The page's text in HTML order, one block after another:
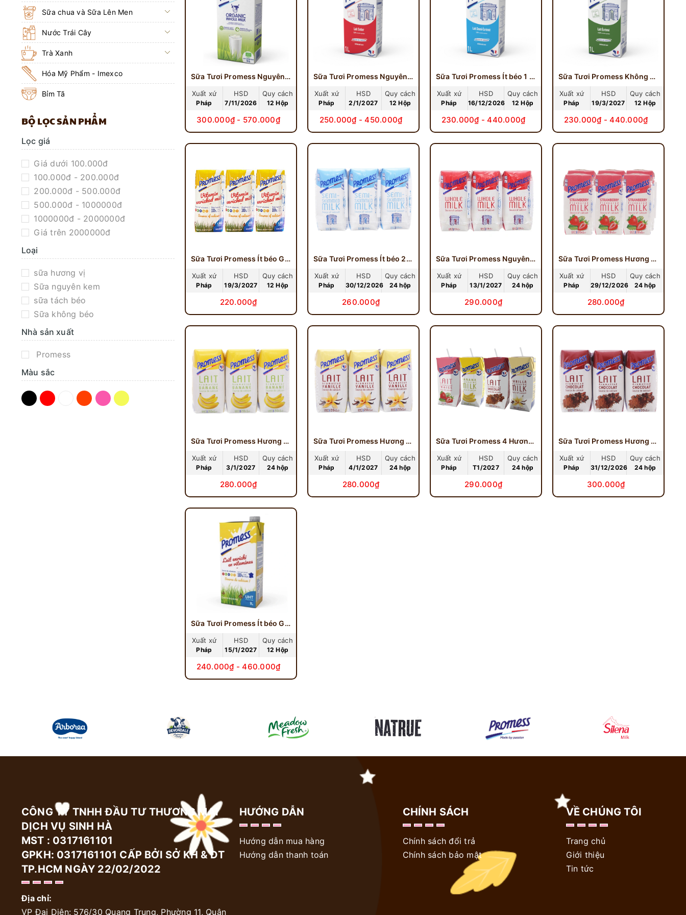
Sữa Tươi Promess Nguyên Kem HỮU CƠ 1 Lít - Promess Organic
Xuất xứ
Pháp
HSD
7/11/2026
Quy cách
12 Hộp
300.000₫ - 570.000₫
Sữa Tươi Promess Nguyên Kem 1 Lít
Xuất xứ
Pháp
HSD
2/1/2027
Quy cách
12 Hộp
250.000₫ - 450.000₫
Sữa Tươi Promess Ít béo 1 Lít
Xuất xứ
Pháp
HSD
16/12/2026
Quy cách
12 Hộp
230.000₫ - 440.000₫
Sữa Tươi Promess Không Béo 1 Lít
Xuất xứ
Pháp
HSD
19/3/2027
Quy cách
12 Hộp
230.000₫ - 440.000₫
Sữa Tươi Promess Ít béo Giàu Vitamin 200ml
Xuất xứ
Pháp
HSD
19/3/2027
Quy cách
12 Hộp
220.000₫
Sữa Tươi Promess Ít béo 200ml
Xuất xứ
Pháp
HSD
30/12/2026
Quy cách
24 hộp
260.000₫
Sữa Tươi Promess Nguyên Kem 200ml
Xuất xứ
Pháp
HSD
13/1/2027
Quy cách
24 hộp
290.000₫
Sữa Tươi Promess Hương Dâu 200ml
Xuất xứ
Pháp
HSD
29/12/2026
Quy cách
24 hộp
280.000₫
Sữa Tươi Promess Hương Chuối 200ml
Xuất xứ
Pháp
HSD
3/1/2027
Quy cách
24 hộp
280.000₫
Sữa Tươi Promess Hương Vani 200ml
Xuất xứ
Pháp
HSD
4/1/2027
Quy cách
24 hộp
280.000₫
Sữa Tươi Promess 4 Hương Vị 200ml
Xuất xứ
Pháp
HSD
T1/2027
Quy cách
24 hộp
290.000₫
Sữa Tươi Promess Hương Socola 200ml
Xuất xứ
Pháp
HSD
31/12/2026
Quy cách
24 hộp
300.000₫
Sữa Tươi Promess Ít béo Giàu Vitamin 1 Lít
Xuất xứ
Pháp
HSD
15/1/2027
Quy cách
12 Hộp
240.000₫ - 460.000₫
Sữa chua và Sữa Lên Men
Nước Trái Cây
Trà Xanh
Hóa Mỹ Phẩm - Imexco
Bỉm Tã
BỘ LỌC SẢN PHẨM
Lọc giá
Giá dưới 100.000đ
100.000đ - 200.000đ
200.000đ - 500.000đ
500.000đ - 1000000đ
1000000đ - 2000000đ
Giá trên 2000000đ
Loại
sữa hương vị
Sữa nguyên kem
sữa tách béo
Sữa không béo
Nhà sản xuất
Promess
Màu sắc
CÔNG TY TNHH ĐẦU TƯ THƯƠNG MẠI
DỊCH VỤ SINH HÀ
MST : 0317161101
GPKH: 0317161101 CẤP BỞI SỞ KH & ĐT
TP.HCM NGÀY 22/02/2022
Địa chỉ:
VP Đại Diện: 576/30 Quang Trung, Phường 11, Quận
HƯỚNG DẪN
Hướng dẫn mua hàng
Hướng dẫn thanh toán
CHÍNH SÁCH
Chính sách đổi trả
Chính sách bảo mật
VỀ CHÚNG TÔI
Trang chủ
Giới thiệu
Tin tức